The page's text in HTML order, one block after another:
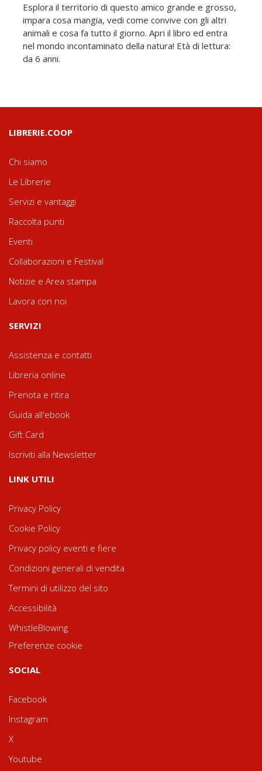
Esplora il territorio di questo amico grande e grosso,
impara cosa mangia, vedi come convive con gli altri
animali e cosa fa tutto il giorno. Apri il libro ed entra
nel mondo incontaminato della natura! Età di lettura:
da 6 anni.
LIBRERIE.COOP
Chi siamo
Le Librerie
Servizi e vantaggi
Raccolta punti
Eventi
Collaborazioni e Festival
Notizie e Area stampa
Lavora con noi
SERVIZI
Assistenza e contatti
Libreria online
Prenota e ritira
Guida all'ebook
Gift Card
Iscriviti alla Newsletter
LINK UTILI
Privacy Policy
Cookie Policy
Privacy policy eventi e fiere
Condizioni generali di vendita
Termini di utilizzo del sito
Accessibilità
WhistleBlowing
Preferenze cookie
SOCIAL
Facebook
Instagram
X
Youtube